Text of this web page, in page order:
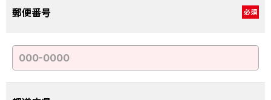
郵便番号 必須